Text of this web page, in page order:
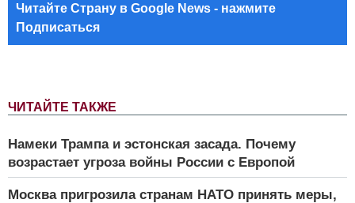
ЧИТАЙТЕ ТАКЖЕ
Намеки Трампа и эстонская засада. Почему
возрастает угроза войны России с Европой
Москва пригрозила странам НАТО принять меры,
Читайте Страну в Google News - нажмите
Подписаться